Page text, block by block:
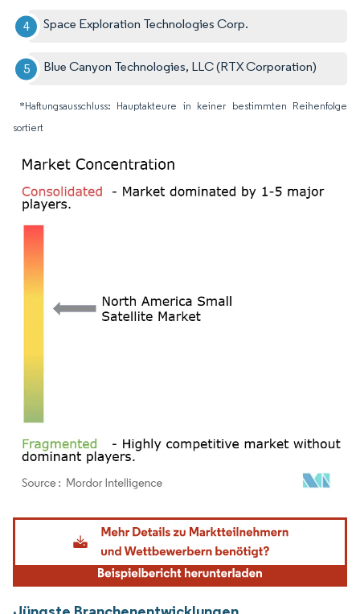
Space Exploration Technologies Corp.
Blue Canyon Technologies, LLC (RTX Corporation)
*Haftungsausschluss: Hauptakteure in keiner bestimmten Reihenfolge
sortiert
Bild © Mordor Intelligence. Wiederverwendung erfordert Namensnennung gemäß